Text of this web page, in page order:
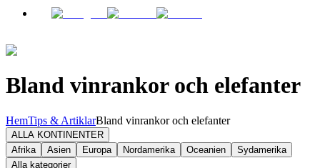
Bland vinrankor och elefanter
HemTips & ArtiklarBland vinrankor och elefanter
ALLA KONTINENTER
Afrika
Asien Europa Nordamerika Oceanien
Sydamerika
Alla kategorier